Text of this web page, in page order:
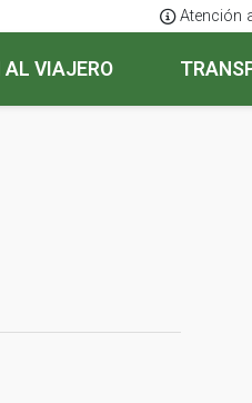
Atención
AL VIAJERO